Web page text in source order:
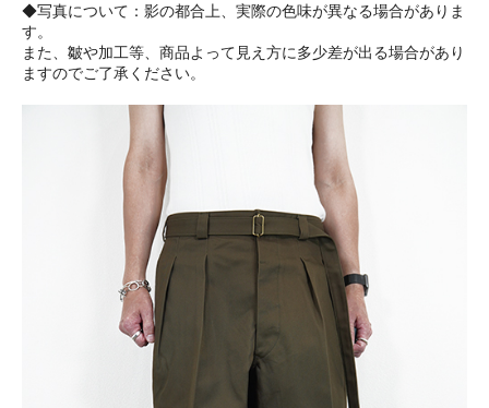
◆写真について：影の都合上、実際の色味が異なる場合がありま
す。
また、皺や加工等、商品よって見え方に多少差が出る場合があり
ますのでご了承ください。